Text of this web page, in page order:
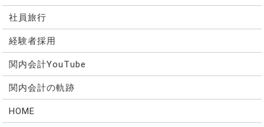
社員旅行
経験者採用
関内会計YouTube
関内会計の軌跡
HOME